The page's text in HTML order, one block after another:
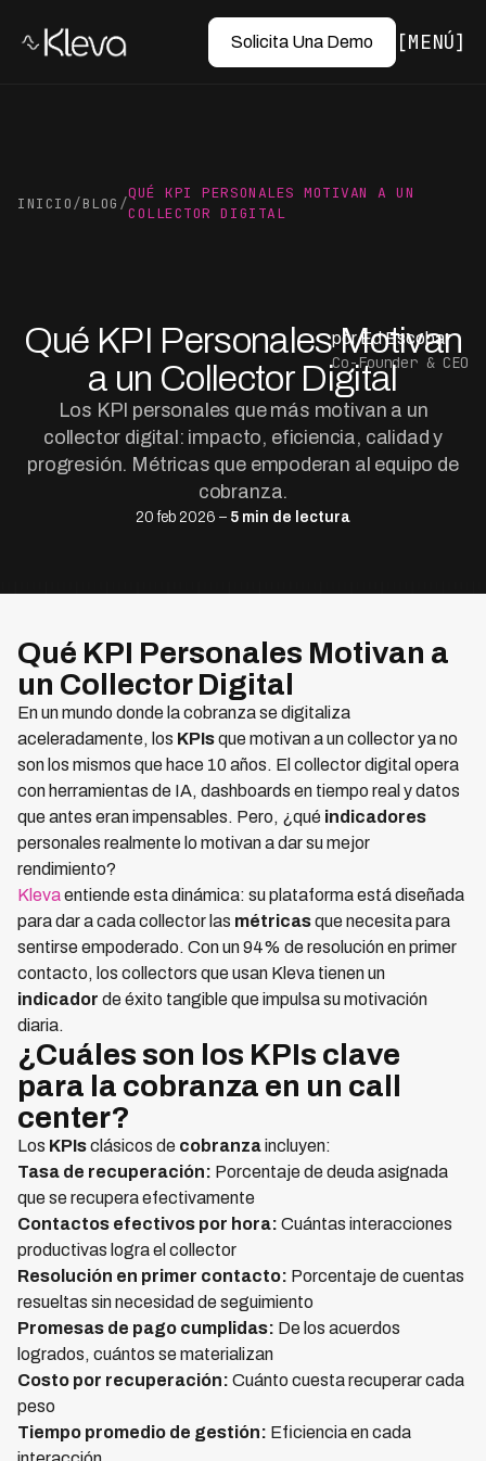
Solicita Una Demo MENÚ
INICIO/BLOG /
QUÉ KPI PERSONALES MOTIVAN A UN
COLLECTOR DIGITAL
Qué KPI Personales Motivan
a un Collector Digital
Los KPI personales que más motivan a un
collector digital: impacto, eficiencia, calidad y
progresión. Métricas que empoderan al equipo de
cobranza.
20 feb 2026 – 5 min de lectura
por Ed Escobar
Co-Founder & CEO
Qué KPI Personales Motivan a
un Collector Digital
En un mundo donde la cobranza se digitaliza
aceleradamente, los KPIsque motivan a un collector ya no
son los mismos que hace 10 años. El collector digital opera
con herramientas de IA, dashboards en tiempo real y datos
que antes eran impensables. Pero, ¿qué indicadores
personales realmente lo motivan a dar su mejor
rendimiento?
Klevaentiende esta dinámica: su plataforma está diseñada
para dar a cada collector las métricasque necesita para
sentirse empoderado. Con un 94% de resolución en primer
contacto, los collectors que usan Kleva tienen un
indicador de éxito tangible que impulsa su motivación
diaria.
¿Cuáles son los KPIs clave
para la cobranza en un call
center?
Los KPIsclásicos de cobranzaincluyen:
Tasa de recuperación: Porcentaje de deuda asignada
que se recupera efectivamente
Contactos efectivos por hora: Cuántas interacciones
productivas logra el collector
Resolución en primer contacto: Porcentaje de cuentas
resueltas sin necesidad de seguimiento
Promesas de pago cumplidas: De los acuerdos
logrados, cuántos se materializan
Costo por recuperación: Cuánto cuesta recuperar cada
peso
Tiempo promedio de gestión: Eficiencia en cada